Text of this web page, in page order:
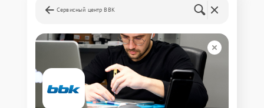
Сервисный центр BBK